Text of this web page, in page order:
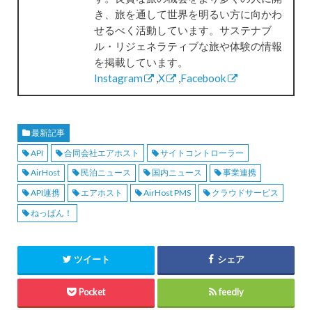
き、旅を通して世界を明るい方に向かわ
せるべく活動しています。サステナブ
ル・リジェネラティブな旅や体験の情報
を掲載しています。
Instagram
,X ,Facebook
最新記事
API
合同会社エアホスト
サイトコントローラー
AirHost
民泊ニュース 国内ニュース
事業連携
API連携
エアホスト AirHost PMS
クラウドサービス
ねっぱん！
ツイート シェア
Pocket feedly